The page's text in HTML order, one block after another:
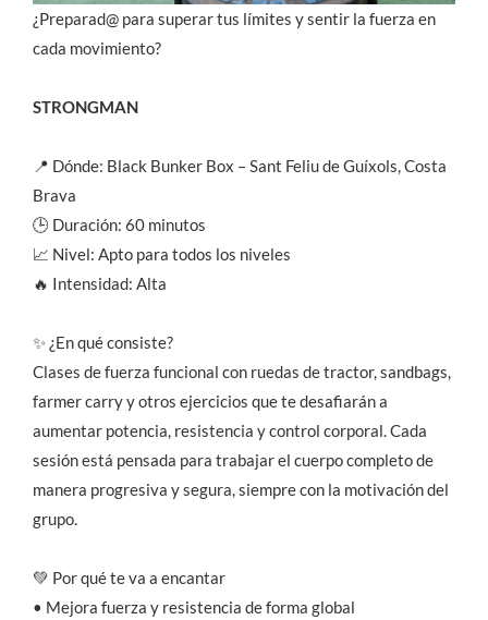
¿Preparad@ para superar tus límites y sentir la fuerza en
cada movimiento?
STRONGMAN
📍 Dónde: Black Bunker Box – Sant Feliu de Guíxols, Costa
Brava
🕒 Duración: 60 minutos
📈 Nivel: Apto para todos los niveles
🔥 Intensidad: Alta
✨ ¿En qué consiste?
Clases de fuerza funcional con ruedas de tractor, sandbags,
farmer carry y otros ejercicios que te desafiarán a
aumentar potencia, resistencia y control corporal. Cada
sesión está pensada para trabajar el cuerpo completo de
manera progresiva y segura, siempre con la motivación del
grupo.
💚 Por qué te va a encantar
• Mejora fuerza y resistencia de forma global